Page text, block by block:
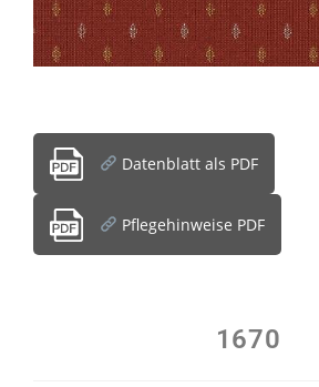
Datenblatt als PDF
Pflegehinweise PDF
1670